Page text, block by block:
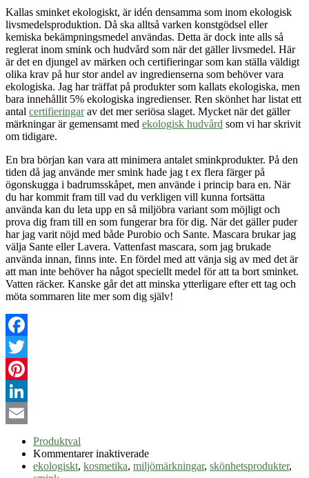
Kallas sminket ekologiskt, är idén densamma som inom ekologisk
livsmedelsproduktion. Då ska alltså varken konstgödsel eller
kemiska bekämpningsmedel användas. Detta är dock inte alls så
reglerat inom smink och hudvård som när det gäller livsmedel. Här
är det en djungel av märken och certifieringar som kan ställa väldigt
olika krav på hur stor andel av ingredienserna som behöver vara
ekologiska. Jag har träffat på produkter som kallats ekologiska, men
bara innehållit 5% ekologiska ingredienser. Ren skönhet har listat ett
antal certifieringarav det mer seriösa slaget. Mycket när det gäller
märkningar är gemensamt med ekologisk hudvård som vi har skrivit
om tidigare.
En bra början kan vara att minimera antalet sminkprodukter. På den
tiden då jag använde mer smink hade jag t ex flera färger på
ögonskugga i badrumsskåpet, men använde i princip bara en. När
du har kommit fram till vad du verkligen vill kunna fortsätta
använda kan du leta upp en så miljöbra variant som möjligt och
prova dig fram till en som fungerar bra för dig. När det gäller puder
har jag varit nöjd med både Purobio och Sante. Mascara brukar jag
välja Sante eller Lavera. Vattenfast mascara, som jag brukade
använda innan, finns inte. En fördel med att vänja sig av med det är
att man inte behöver ha något speciellt medel för att ta bort sminket.
Vatten räcker. Kanske går det att minska ytterligare efter ett tag och
möta sommaren lite mer som dig själv!
Facebook
Twitter
Pinterest
LinkedIn
Produktval
Kommentarer inaktiveradeför
Miljövänligt
ekologiskt, kosmetika, miljömärkningar, skönhetsprodukter,